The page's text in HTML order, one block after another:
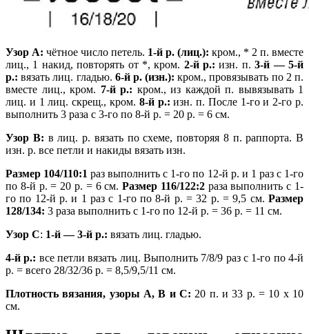
Узор А: чётное число петель. 1-й р. (лиц.): кром., * 2 п. вместе
лиц., 1 накид, повторять от *, кром. 2-й р.: изн. п. 3-й — 5-й
р.: вязать лиц. гладью. 6-й р. (изн.): кром., провязывать по 2 п.
вместе лиц., кром. 7-й р.: кром., из каждой п. вывязывать 1
лиц. и 1 лиц. скрещ., кром. 8-й р.: изн. п. После 1-го и 2-го р.
выполнить 3 раза с 3-го по 8-й р. = 20 р. = 6 см.
Узор В: в лиц. р. вязать по схеме, повторяя 8 п. раппорта. В
изн. р. все петли и накиды вязать изн.
Размер 104/110:1 раз выполнить с 1-го по 12-й р. и 1 раз с 1-го
по 8-й р. = 20 р. = 6 см.Размер 116/122:2раза выполнить с 1-
го по 12-й р. и 1 раз с 1-го по 8-й р. = 32 р. = 9,5 см. Размер
128/134: 3 раза выполнить с 1-го по 12-й р. = 36 р. = 11 см.
Узор С: 1-й — 3-й р.: вязать лиц. гладью.
4-й р.: все петли вязать лиц. Выполнить 7/8/9 раз с 1-го по 4-й
р. = всего 28/32/36 р. = 8,5/9,5/11 см.
Плотность вязания, узоры А, В и С: 20 п. и 33 р. = 10 х 10
см.